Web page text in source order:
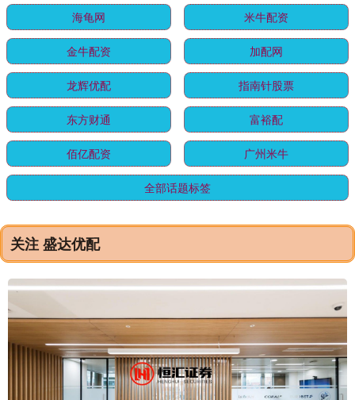
海龟网 米牛配资
金牛配资 加配网
龙辉优配 指南针股票
东方财通 富裕配
佰亿配资 广州米牛
全部话题标签
关注 盛达优配